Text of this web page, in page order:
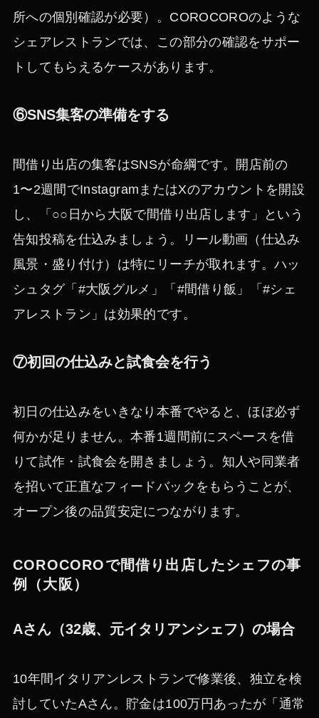
所への個別確認が必要）。COROCOROのような
シェアレストランでは、この部分の確認をサポー
トしてもらえるケースがあります。
⑥SNS集客の準備をする
間借り出店の集客はSNSが命綱です。開店前の
1〜2週間でInstagramまたはXのアカウントを開設
し、「○○日から大阪で間借り出店します」という
告知投稿を仕込みましょう。リール動画（仕込み
風景・盛り付け）は特にリーチが取れます。ハッ
シュタグ「#大阪グルメ」「#間借り飯」「#シェ
アレストラン」は効果的です。
⑦初回の仕込みと試食会を行う
初日の仕込みをいきなり本番でやると、ほぼ必ず
何かが足りません。本番1週間前にスペースを借
りて試作・試食会を開きましょう。知人や同業者
を招いて正直なフィードバックをもらうことが、
オープン後の品質安定につながります。
COROCOROで間借り出店したシェフの事
例（大阪）
Aさん（32歳、元イタリアンシェフ）の場合
10年間イタリアンレストランで修業後、独立を検
討していたAさん。貯金は100万円あったが「通常